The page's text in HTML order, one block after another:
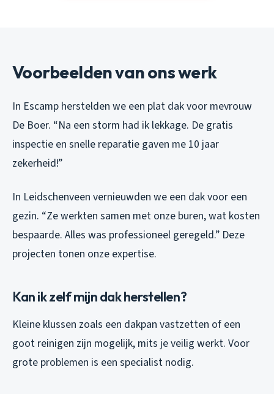
Voorbeelden van ons werk
In Escamp herstelden we een plat dak voor mevrouw
De Boer. “Na een storm had ik lekkage. De gratis
inspectie en snelle reparatie gaven me 10 jaar
zekerheid!”
In Leidschenveen vernieuwden we een dak voor een
gezin. “Ze werkten samen met onze buren, wat kosten
bespaarde. Alles was professioneel geregeld.” Deze
projecten tonen onze expertise.
Kan ik zelf mijn dak herstellen?
Kleine klussen zoals een dakpan vastzetten of een
goot reinigen zijn mogelijk, mits je veilig werkt. Voor
grote problemen is een specialist nodig.